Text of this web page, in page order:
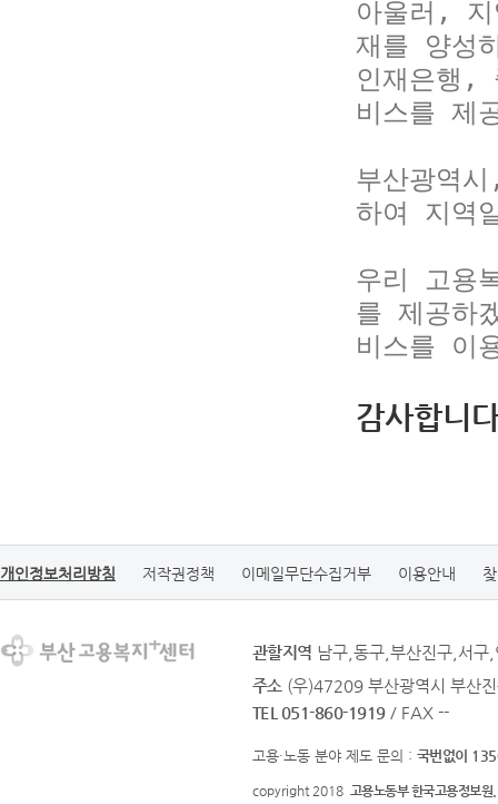
아울러, 지
재를 양성
인재은행,
비스를 제
부산광역
하여 지역
우리 고용
를 제공하
비스를 이
감사합니
개인정보처리방침 저작권정책 이메일무단수집거부 이용안내
관할지역 남구,동구,부산진구,서구
주소 (우)47209 부산광역시 부산
TEL 051-860-1919 / FAX --
고용·노동 분야 제도 문의 : 국번없이
copyright 2018 고용노동부 한국고용정보원.